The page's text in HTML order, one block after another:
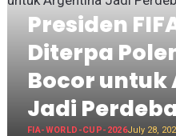
Presiden
Diterpa
Bocor
Jadi
FIA-WORLD-CUP-2026July 28,